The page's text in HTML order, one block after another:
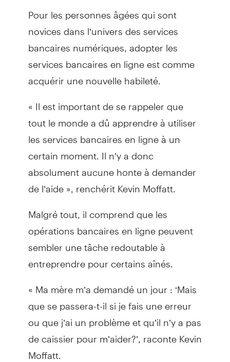
Pour les personnes âgées qui sont
novices dans l’univers des services
bancaires numériques, adopter les
services bancaires en ligne est comme
acquérir une nouvelle habileté.
« Il est important de se rappeler que
tout le monde a dû apprendre à utiliser
les services bancaires en ligne à un
certain moment. Il n’y a donc
absolument aucune honte à demander
de l’aide », renchérit Kevin Moffatt.
Malgré tout, il comprend que les
opérations bancaires en ligne peuvent
sembler une tâche redoutable à
entreprendre pour certains aînés.
« Ma mère m’a demandé un jour : ‘Mais
que se passera-t-il si je fais une erreur
ou que j’ai un problème et qu’il n’y a pas
de caissier pour m’aider?’, raconte Kevin
Moffatt.